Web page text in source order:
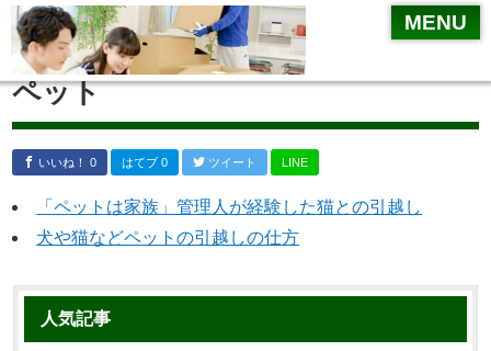
MENU
ペット
いいね！ 0 はてブ 0 ツイート LINE
「ペットは家族」管理人が経験した猫との引越し
犬や猫などペットの引越しの仕方
人気記事